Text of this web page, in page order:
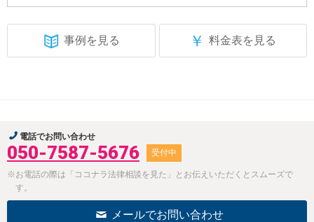
事例を見る ￥ 料金表を見る
電話でお問い合わせ
050-7587-5676 受付中
※お電話の際は「ココナラ法律相談を見た」とお伝えいただくとスムーズで
す。
メールでお問い合わせ